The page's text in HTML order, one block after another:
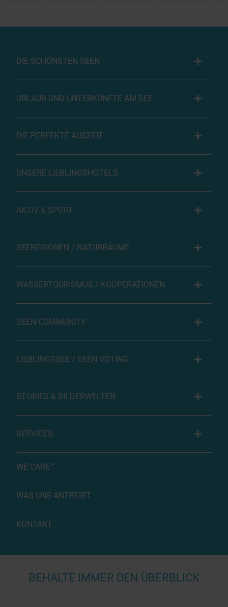
DIE SCHÖNSTEN SEEN
URLAUB UND UNTERKÜNFTE AM SEE
DIE PERFEKTE AUSZEIT
UNSERE LIEBLINGSHOTELS
AKTIV & SPORT
SEEREGIONEN / NATURRÄUME
WASSERTOURISMUS / KOOPERATIONEN
SEEN COMMUNITY
LIEBLINGSSEE / SEEN VOTING
STORIES & BILDERWELTEN
SERVICES
WE CARE™
WAS UNS ANTREIBT
KONTAKT
BEHALTE IMMER DEN ÜBERBLICK